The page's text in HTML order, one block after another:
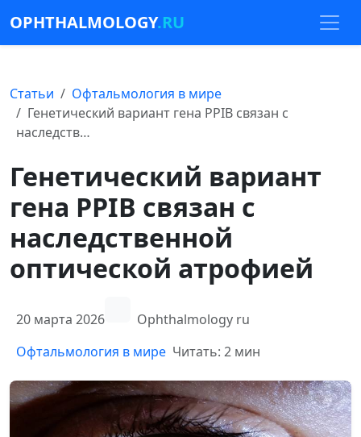
OPHTHALMOLOGY.RU
Статьи
Офтальмология в мире
Генетический вариант гена PPIB связан с
наследств…
Генетический вариант
гена PPIB связан с
наследственной
оптической атрофией
20 марта 2026
Ophthalmology ru
Офтальмология в мире Читать: 2 мин